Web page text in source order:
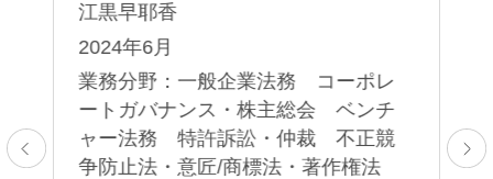
江黒早耶香
2024年6月
業務分野：一般企業法務 コーポレ
ートガバナンス・株主総会 ベンチ
ャー法務 特許訴訟・仲裁 不正競
争防止法・意匠/商標法・著作権法